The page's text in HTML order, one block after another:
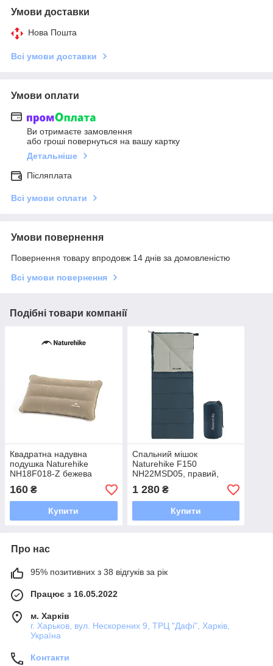
Умови доставки
Нова Пошта
Всі умови доставки
Умови оплати
Ви отримаєте замовлення
або гроші повернуться на вашу картку
Детальніше
Післяплата
Всі умови оплати
Умови повернення
Повернення товару впродовж 14 днів за домовленістю
Всі умови повернення
Подібні товари компанії
Квадратна надувна
подушка Naturehike
NH18F018-Z бежева
160 ₴
Купити
Спальний мішок
Naturehike F150
NH22MSD05, правий,
темно-блакитний
1 280₴
Купити
Про нас
95% позитивних з 38 відгуків за рік
Працює з 16.05.2022
м. Харків
г. Харьков, вул. Нескорених 9, ТРЦ "Дафі", Харків,
Україна
Контакти